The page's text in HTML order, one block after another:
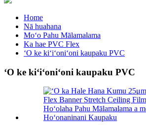
Home
Nā huahana
Moʻo Pahu Mālamalama
Ka hae PVC Flex
ʻO ke kiʻiʻoniʻoni kaupaku PVC
ʻO ke kiʻiʻoniʻoni kaupaku PVC